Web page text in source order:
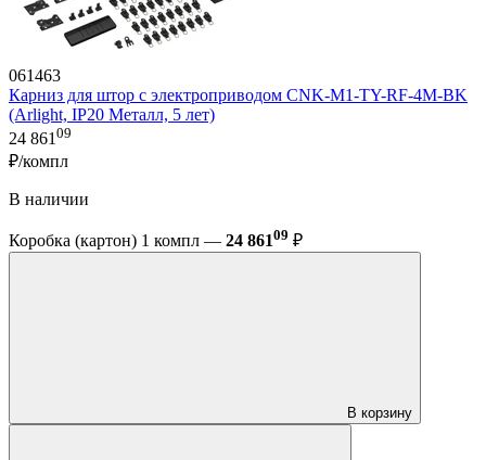
061463
Карниз для штор с электроприводом CNK-M1-TY-RF-4M-BK
(Arlight, IP20 Металл, 5 лет)
24 861 09
₽/компл
В наличии
Коробка (картон) 1 компл — 24 86109 ₽
В корзину